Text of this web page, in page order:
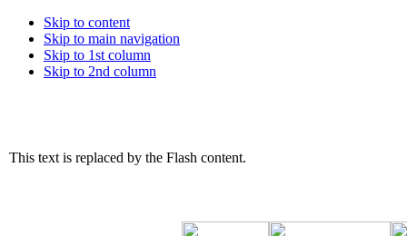
Skip to content
Skip to main navigation
Skip to 1st column
Skip to 2nd column
This text is replaced by the Flash content.